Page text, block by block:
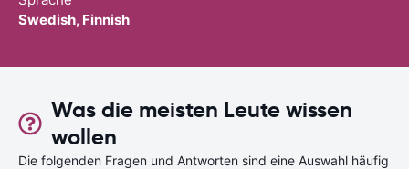
Swedish, Finnish
Was die meisten Leute wissen
wollen
Die folgenden Fragen und Antworten sind eine Auswahl häufig